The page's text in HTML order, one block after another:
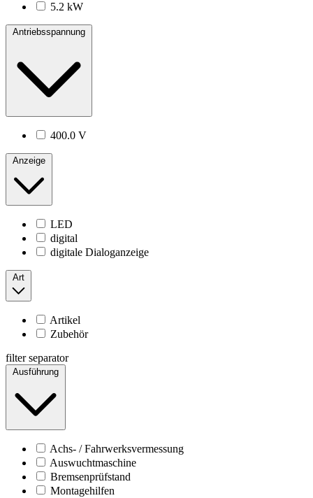
5.2 kW
Antriebsspannung
400.0 V
Anzeige
LED
digital
digitale Dialoganzeige
Art
Artikel
Zubehör
filter separator
Ausführung
Achs- / Fahrwerksvermessung
Auswuchtmaschine
Bremsenprüfstand
Montagehilfen